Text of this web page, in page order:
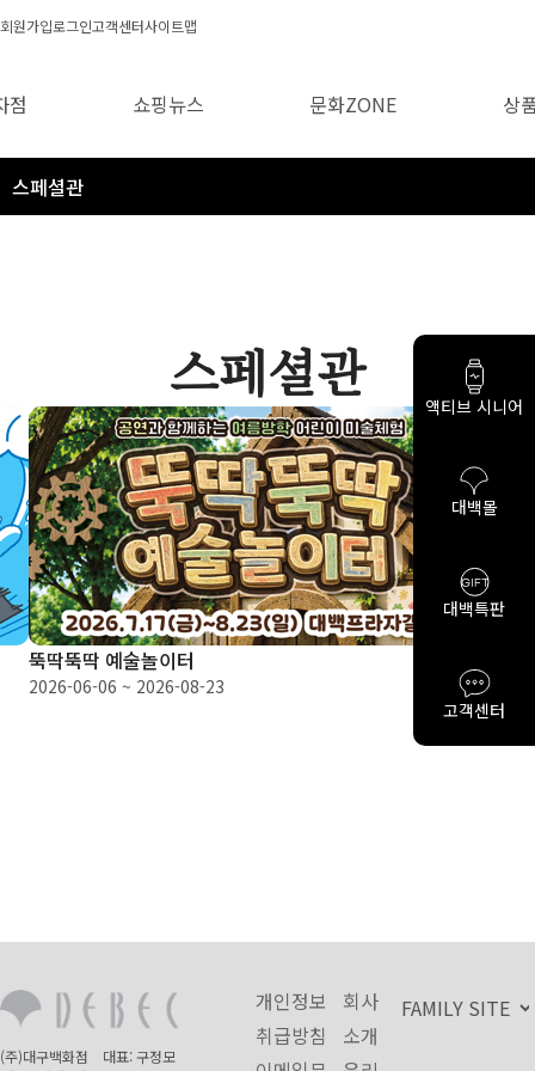
액티브 시니어
대백몰
대백특판
고객센터
회원가입로그인고객센터사이트맵
점 쇼핑뉴스 문화ZONE 상
스페셜관
스페셜관
뚝딱뚝딱 예술놀이터
2026-06-06 ~ 2026-08-23
(주)대구백화점 대표: 구정모
개인정보
취급방침
회사
소개